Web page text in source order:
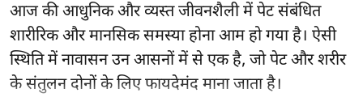
आज की आधुनिक और व्यस्त जीवनशैली में पेट संबंधित
शारीरिक और मानसिक समस्या होना आम हो गया है। ऐसी
स्थिति में नावासन उनआसनोंमें से एक है, जो पेट और शरीर
के संतुलन दोनों के लिए फायदेमंद माना जाता है।